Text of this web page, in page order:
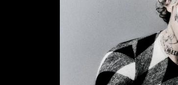
CONNETTITI